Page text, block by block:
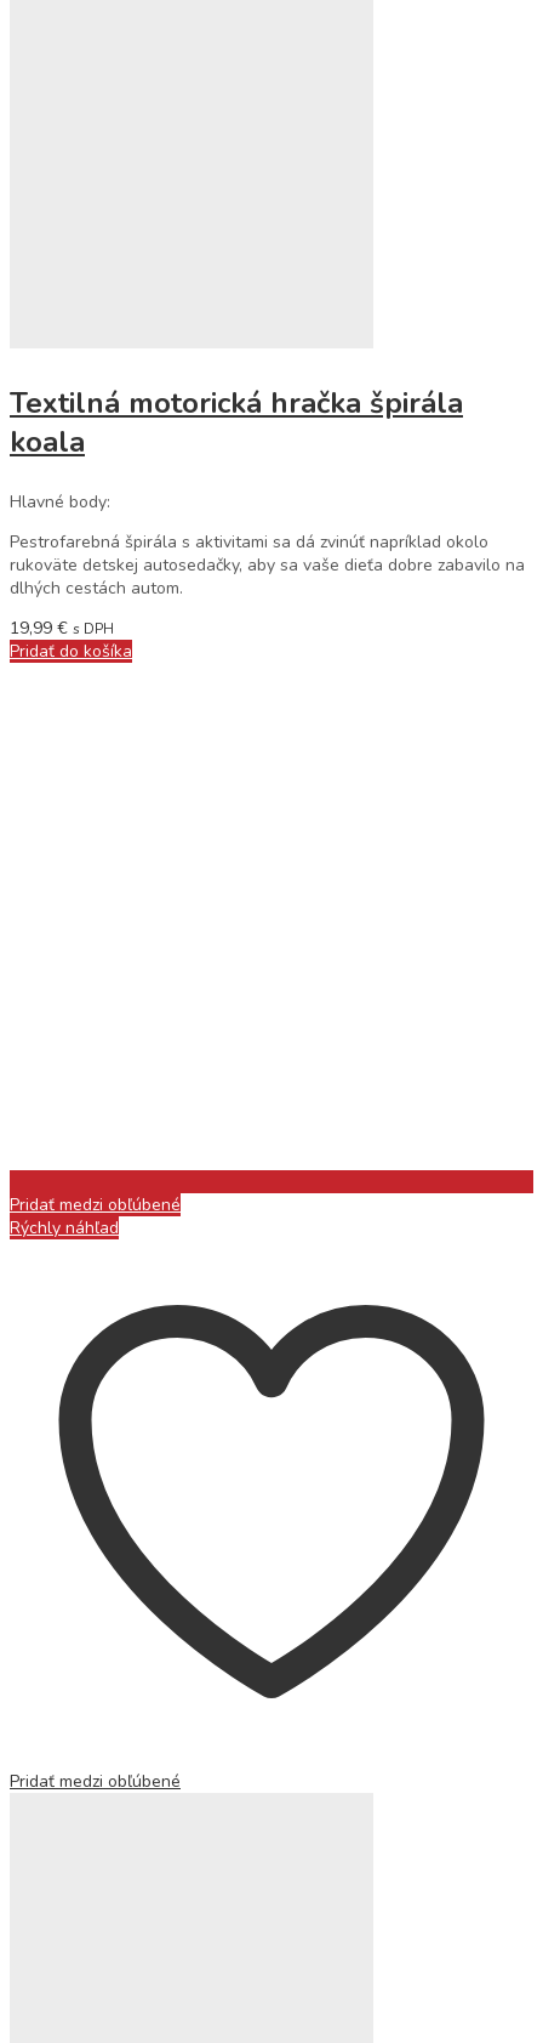
Textilná motorická hračka špirála
koala
Hlavné body:
Pestrofarebná špirála s aktivitami sa dá zvinúť napríklad okolo
rukoväte detskej autosedačky, aby sa vaše dieťa dobre zabavilo na
dlhých cestách autom.
19,99 € s DPH
Pridať do košíka
Pridať medzi obľúbené
Rýchly náhľad
Pridať medzi obľúbené